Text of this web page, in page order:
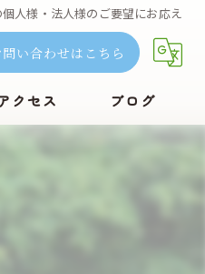
人様・法人様のご要望にお応え
問い合わせはこちら
クセス ブログ